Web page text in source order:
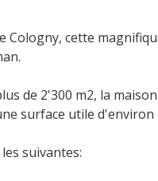
Cologny, cette
de 2'300 m2, la
surface utile d'environ
suivantes: